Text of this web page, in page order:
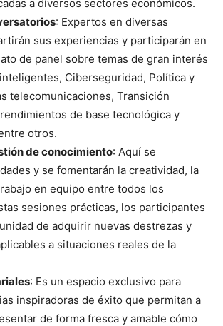
a diversos sectores económicos.
: Expertos en diversas
sus experiencias y participarán en
de panel sobre temas de gran interés
Ciberseguridad, Política y
telecomunicaciones, Transición
de base tecnológica y
otros.
de conocimiento: Aquí se
y se fomentarán la creatividad, la
en equipo entre todos los
sesiones prácticas, los participantes
de adquirir nuevas destrezas y
a situaciones reales de la
: Es un espacio exclusivo para
inspiradoras de éxito que permitan a
de forma fresca y amable cómo